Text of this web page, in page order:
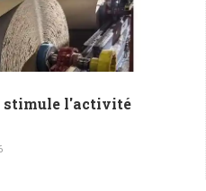
stimule l'activité